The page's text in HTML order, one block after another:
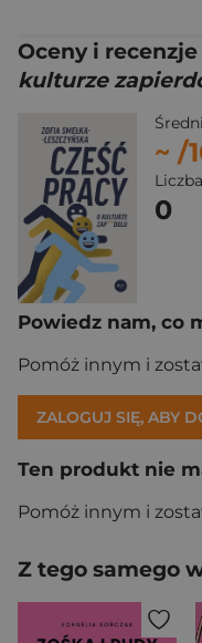
Oceny i
kulturze
~ /
0
Powiedz nam, co
Pomóż innym i
ZALOGUJ SIĘ, ABY
Ten produkt nie
Pomóż innym i
Z tego samego